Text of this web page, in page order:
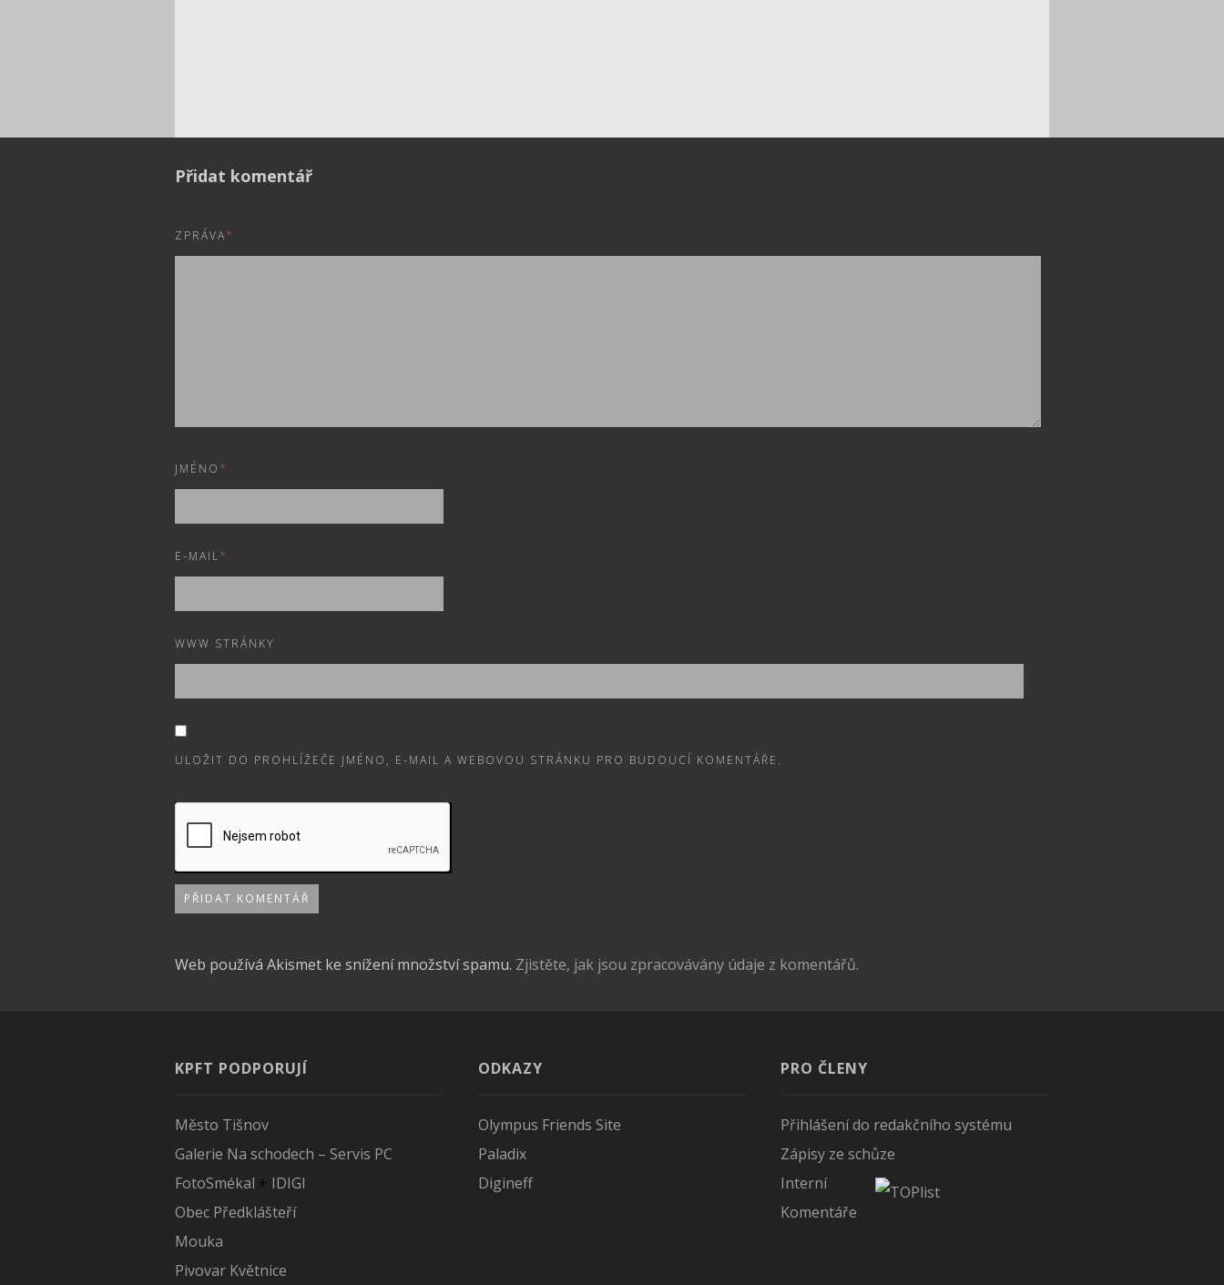
Přidat komentář
ZPRÁVA*
JMÉNO *
E-MAIL*
WWW STRÁNKY
ULOŽIT DO PROHLÍŽEČE JMÉNO, E-MAIL A WEBOVOU STRÁNKU PRO BUDOUCÍ KOMENTÁŘE.
Web používá Akismet ke snížení množství spamu. Zjistěte, jak jsou zpracovávány údaje z komentářů.
KPFT PODPORUJÍ
Město Tišnov
Galerie Na schodech – Servis PC
FotoSmékal + IDIGI
Obec Předklášteří
Mouka
Pivovar Květnice
ODKAZY
Olympus Friends Site
Paladix
Digineff
PRO ČLENY
Přihlášení do redakčního systému
Zápisy ze schůze
Interní
Komentáře